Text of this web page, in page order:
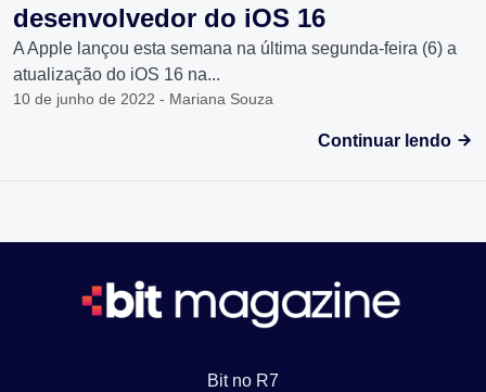
desenvolvedor do iOS 16
A Apple lançou esta semana na última segunda-feira (6) a
atualização do iOS 16 na...
10 de junho de 2022 - Mariana Souza
Continuar lendo
Bit no R7